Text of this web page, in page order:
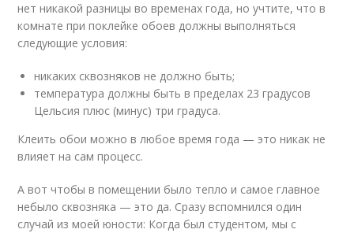
нет никакой разницы во временах года, но учтите, что в
комнате при поклейке обоев должны выполняться
следующие условия:
никаких сквозняков не должно быть;
температура должны быть в пределах 23 градусов
Цельсия плюс (минус) три градуса.
Клеить обои можно в любое время года — это никак не
влияет на сам процесс.
А вот чтобы в помещении было тепло и самое главное
небыло сквозняка — это да. Сразу вспомнился один
случай из моей юности: Когда был студентом, мы с